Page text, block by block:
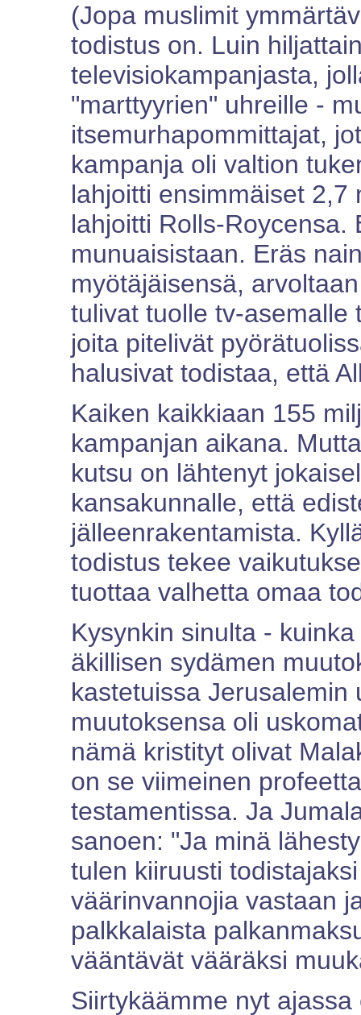
(Jopa muslimit
todistus on. Luin
televisiokampanjasta,
"marttyyrien" uhreille -
itsemurhapommittajat,
kampanja oli valtion
lahjoitti ensimmäiset 2,7
lahjoitti Rolls-Roycensa.
munuaisistaan. Eräs
myötäjäisensä,
tulivat tuolle tv-asemalle
joita pitelivät
halusivat todistaa, että
Kaiken kaikkiaan 155
kampanjan aikana.
kutsu on lähtenyt
kansakunnalle, että
jälleenrakentamista.
todistus tekee
tuottaa valhetta omaa
Kysynkin sinulta -
äkillisen sydämen
kastetuissa Jerusalemin
muutoksensa oli
nämä kristityt olivat
on se viimeinen
testamentissa. Ja
sanoen: "Ja minä
tulen kiiruusti
väärinvannojia vastaan
palkkalaista
vääntävät vääräksi
Siirtykäämme nyt